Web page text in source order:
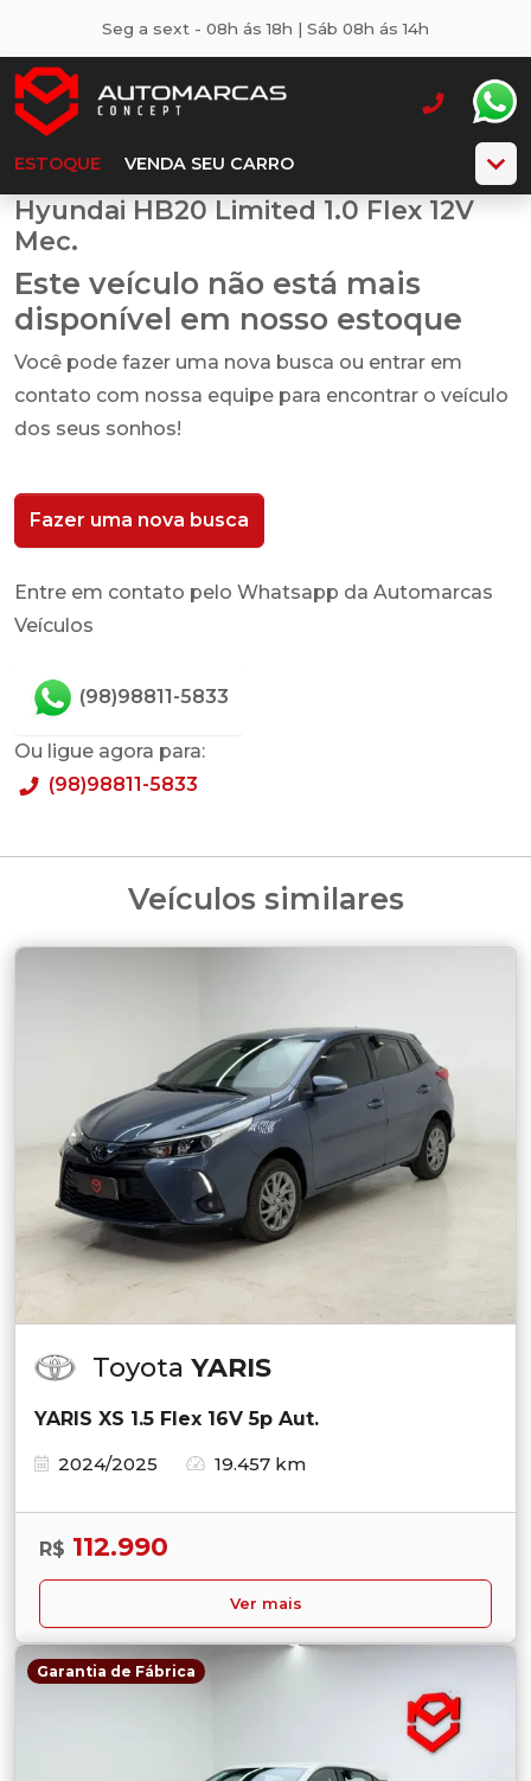
Seg a sext - 08h ás 18h | Sáb 08h ás 14h
ESTOQUE VENDA SEU CARRO
Hyundai HB20 Limited 1.0 Flex 12V
Mec.
Este veículo não está mais
disponível em nosso estoque
Você pode fazer uma nova busca ou entrar em
contato com nossa equipe para encontrar o veículo
dos seus sonhos!
Fazer uma nova busca
Entre em contato pelo Whatsapp da Automarcas
Veículos
(98)98811-5833
Ou ligue agora para:
(98)98811-5833
Veículos similares
Toyota YARIS
YARIS XS 1.5 Flex 16V 5p Aut.
2024/2025
19.457 km
R$ 112.990
Ver mais
Garantia de Fábrica